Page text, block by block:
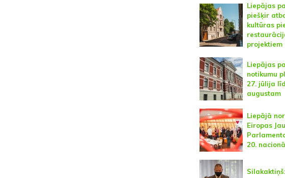
Liepājas
piešķir
kultūras
projektiem
Liepājas
notikumu
27. jūlija
augustam
Liepājā
Eiropas
20.